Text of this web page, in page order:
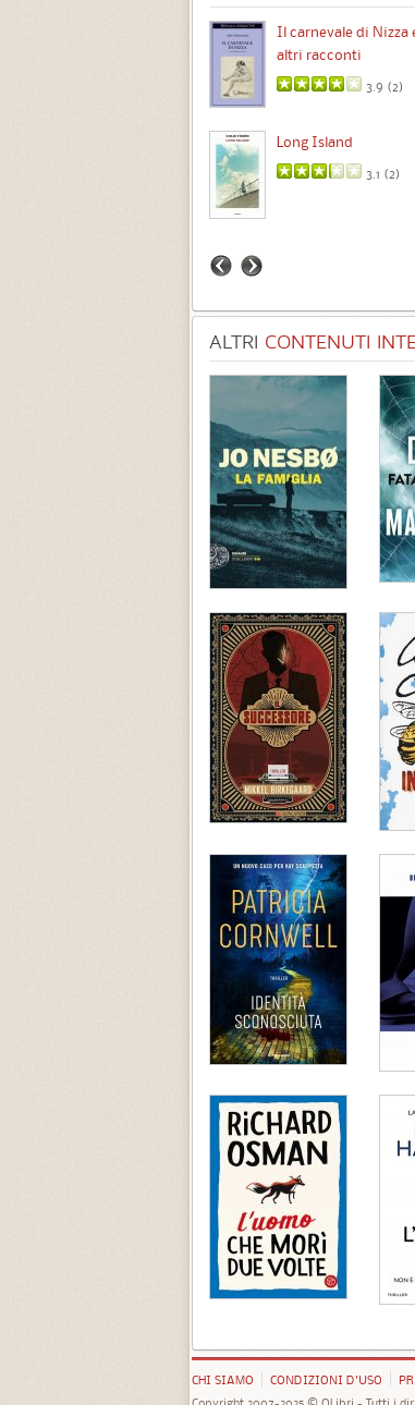
Il carnevale di Nizza
altri racconti
3.9 (2)
Long Island
3.1 (2)
ALTRI CONTENUTI
CHI SIAMO CONDIZIONI D'USO